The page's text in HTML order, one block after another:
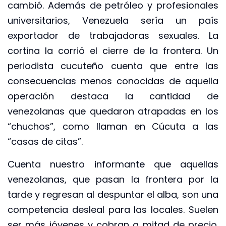
cambió. Además de petróleo y profesionales
universitarios, Venezuela sería un país
exportador de trabajadoras sexuales. La
cortina la corrió el cierre de la frontera. Un
periodista cucuteño cuenta que entre las
consecuencias menos conocidas de aquella
operación destaca la cantidad de
venezolanas que quedaron atrapadas en los
“chuchos”, como llaman en Cúcuta a las
“casas de citas”.
Cuenta nuestro informante que aquellas
venezolanas, que pasan la frontera por la
tarde y regresan al despuntar el alba, son una
competencia desleal para las locales. Suelen